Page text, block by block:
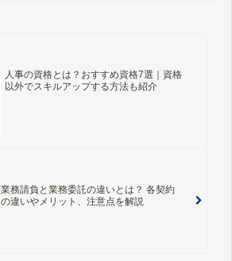
人事の資格とは？おすすめ資格7選｜資格
以外でスキルアップする方法も紹介
業務請負と業務委託の違いとは？ 各契約
の違いやメリット、注意点を解説